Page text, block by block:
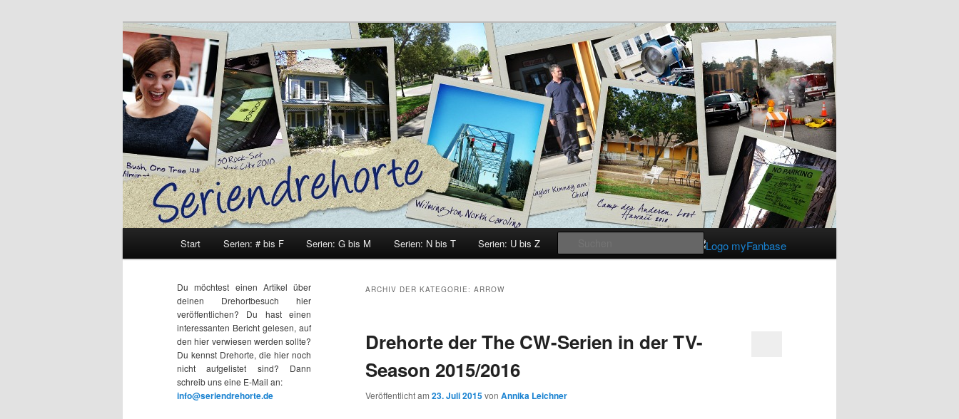
Seriendrehorte
Suchen
Start Serien: # bis F Serien: G bis M Serien: N bis T Serien: U bis Z
ARCHIV DER KATEGORIE: ARROW
Drehorte der The CW-Serien in der TV-
Season 2015/2016
Veröffentlicht am 23. Juli 2015von Annika Leichner
Du möchtest einen Artikel über
deinen Drehortbesuch hier
veröffentlichen? Du hast einen
interessanten Bericht gelesen, auf
den hier verwiesen werden sollte?
Du kennst Drehorte, die hier noch
nicht aufgelistet sind? Dann
schreib uns eine E-Mail an:
info@seriendrehorte.de